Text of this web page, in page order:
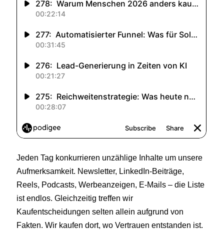
Jeden Tag konkurrieren unzählige Inhalte um unsere
Aufmerksamkeit. Newsletter, LinkedIn-Beiträge,
Reels, Podcasts, Werbeanzeigen, E-Mails – die Liste
ist endlos. Gleichzeitig treffen wir
Kaufentscheidungen selten allein aufgrund von
Fakten. Wir kaufen dort, wo Vertrauen entstanden ist.